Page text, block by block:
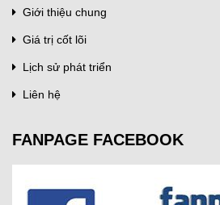
Giới thiệu chung
Giá trị cốt lõi
Lịch sử phát triển
Liên hệ
FANPAGE FACEBOOK